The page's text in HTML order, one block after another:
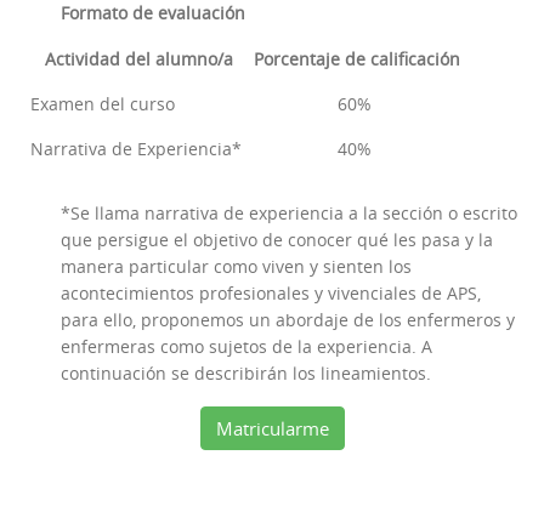
Formato de evaluación
Actividad del alumno/a
Porcentaje de calificación
Examen del curso
60%
Narrativa de Experiencia*
40%
*Se llama narrativa de experiencia a la sección o escrito
que persigue el objetivo de conocer qué les pasa y la
manera particular como viven y sienten los
acontecimientos profesionales y vivenciales de APS,
para ello, proponemos un abordaje de los enfermeros y
enfermeras como sujetos de la experiencia. A
continuación se describirán los lineamientos.
Matricularme